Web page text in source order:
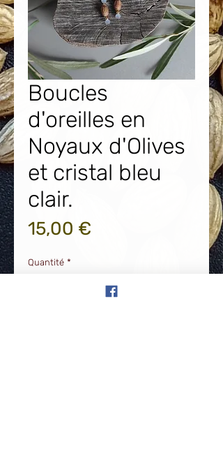
Boucles
d'oreilles en
Noyaux d'Olives
et cristal bleu
clair.
15,00 €
Quantité *